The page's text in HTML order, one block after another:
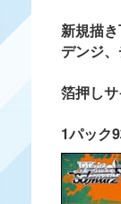
新規描
デンジ
箔押し
1パック